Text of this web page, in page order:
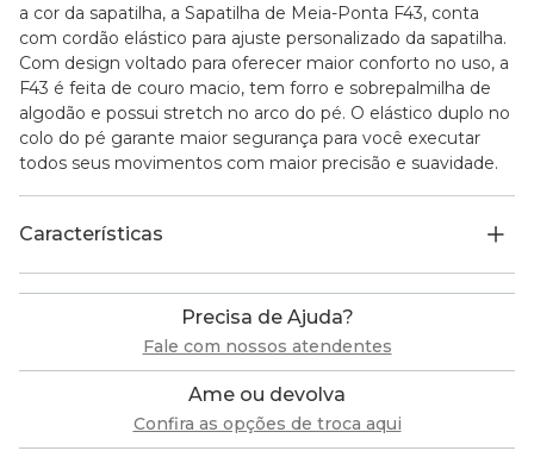
a cor da sapatilha, a Sapatilha de Meia-Ponta F43, conta
com cordão elástico para ajuste personalizado da sapatilha.
Com design voltado para oferecer maior conforto no uso, a
F43 é feita de couro macio, tem forro e sobrepalmilha de
algodão e possui stretch no arco do pé. O elástico duplo no
colo do pé garante maior segurança para você executar
todos seus movimentos com maior precisão e suavidade.
Características
Precisa de Ajuda?
Fale com nossos atendentes
Ame ou devolva
Confira as opções de troca aqui